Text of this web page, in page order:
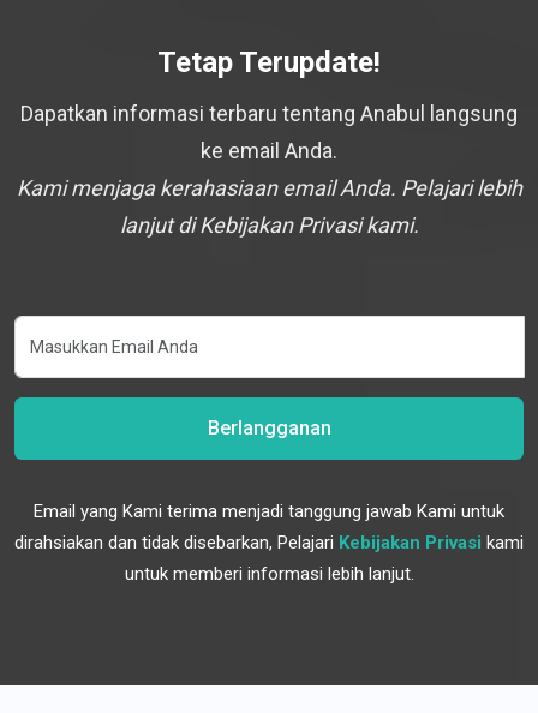
Tetap Terupdate!
Dapatkan informasi terbaru tentang Anabul langsung
ke email Anda.
Kami menjaga kerahasiaan email Anda. Pelajari lebih
lanjut di Kebijakan Privasi kami.
Berlangganan
Email yang Kami terima menjadi tanggung jawab Kami untuk
dirahsiakan dan tidak disebarkan, Pelajari Kebijakan Privasi kami
untuk memberi informasi lebih lanjut.